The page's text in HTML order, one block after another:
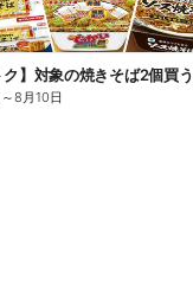
～8月10日